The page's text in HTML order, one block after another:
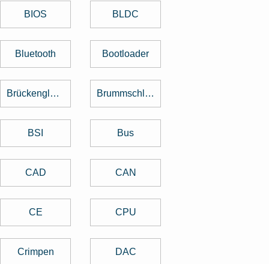
BIOS BLDC
Bluetooth Bootloader
Brückengleichrichter Brummschleifen
BSI Bus
CAD CAN
CE CPU
Crimpen DAC